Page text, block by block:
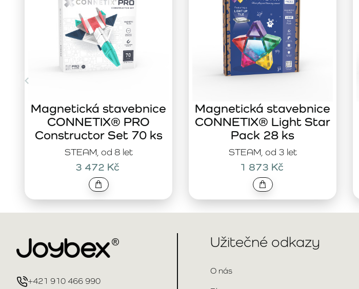
STEAM, od 8 let
Magnetická stavebnice
CONNETIX® PRO
Constructor Set 70 ks
3 472 Kč
STEAM, od 3 let
Magnetická stavebnice
CONNETIX® Light Star
Pack 28 ks
1 873 Kč
+421 910 466 990
Užitečné odkazy
O nás